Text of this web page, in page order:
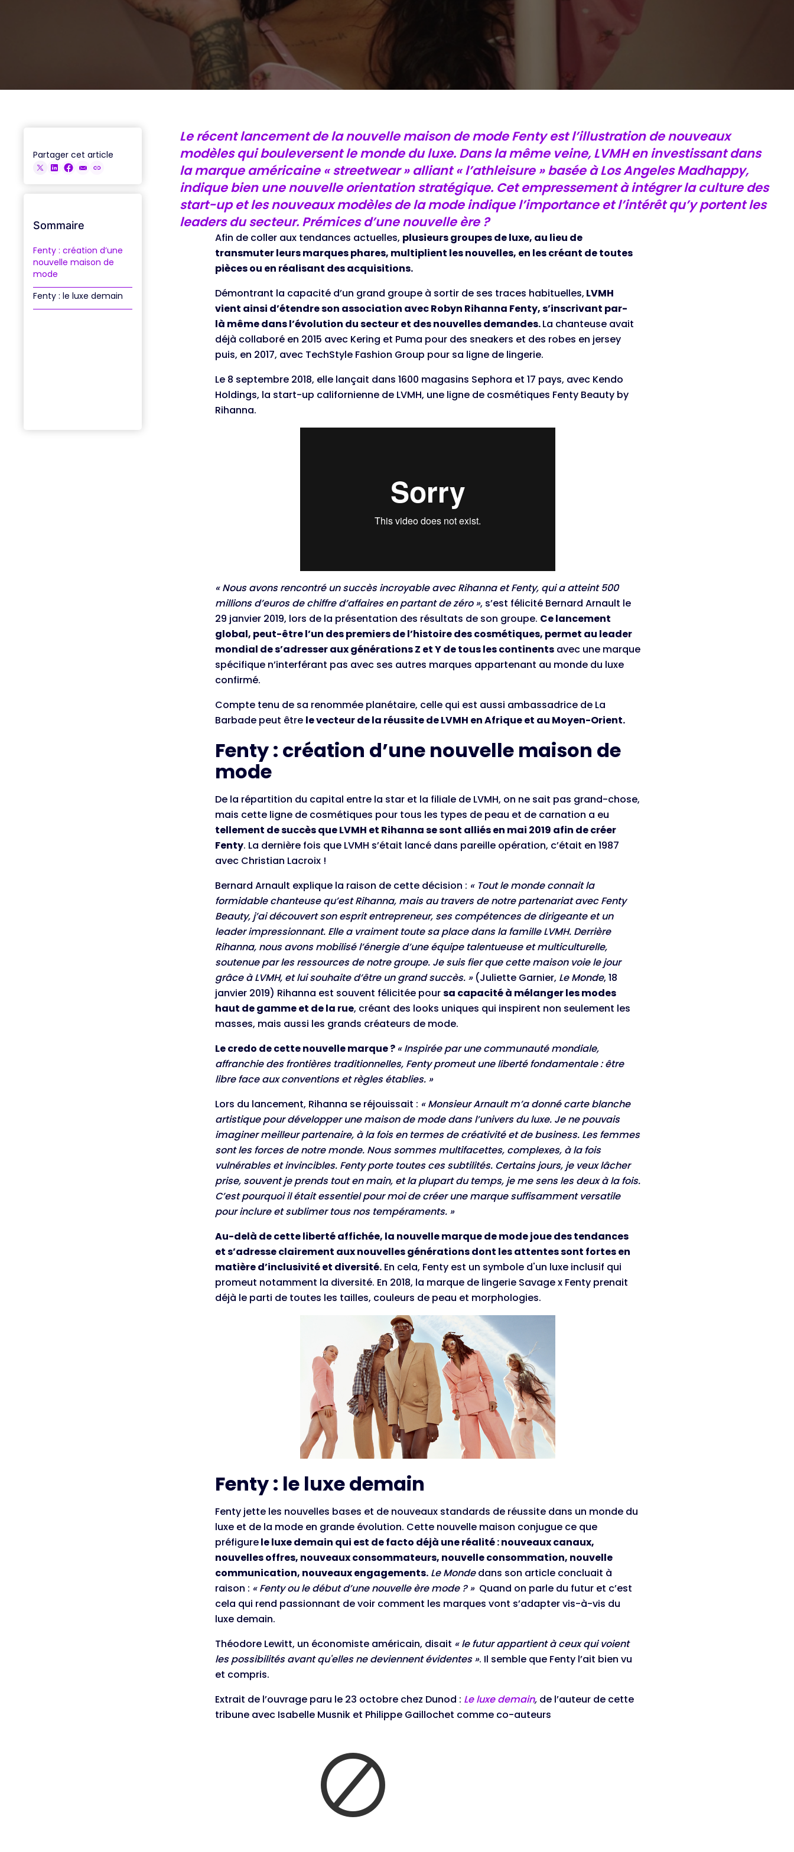
ACCÉDER AUX REPLAYS
Partager cet article
Sommaire
Fenty : création d’une
nouvelle maison de
mode
Fenty : le luxe demain
Le récent lancement de la nouvelle maison de mode Fenty est l’illustration de nouveaux
modèles qui bouleversent le monde du luxe. Dans la même veine, LVMH en investissant dans
la marque américaine « streetwear » alliant « l’athleisure » basée à Los Angeles Madhappy,
indique bien une nouvelle orientation stratégique. Cet empressement à intégrer la culture des
start-up et les nouveaux modèles de la mode indique l’importance et l’intérêt qu’y portent les
leaders du secteur. Prémices d’une nouvelle ère ?
Afin de coller aux tendances actuelles, plusieurs groupes de luxe, au lieu de
transmuter leurs marques phares, multiplient les nouvelles, en les créant de toutes
pièces ou en réalisant des acquisitions.
Démontrant la capacité d’un grand groupe à sortir de ses traces habituelles, LVMH
vient ainsi d’étendre son association avec Robyn Rihanna Fenty, s’inscrivant par-
là même dans l’évolution du secteur et des nouvelles demandes.La chanteuse avait
déjà collaboré en 2015 avec Kering et Puma pour des sneakers et des robes en jersey
puis, en 2017, avec TechStyle Fashion Group pour sa ligne de lingerie.
Le 8 septembre 2018, elle lançait dans 1600 magasins Sephora et 17 pays, avec Kendo
Holdings, la start-up californienne de LVMH, une ligne de cosmétiques Fenty Beauty by
Rihanna.
« Nous avons rencontré un succès incroyable avec Rihanna et Fenty, qui a atteint 500
millions d’euros de chiffre d’affaires en partant de zéro », s’est félicité Bernard Arnault le
29 janvier 2019, lors de la présentation des résultats de son groupe. Ce lancement
global, peut-être l’un des premiers de l’histoire des cosmétiques, permet au leader
mondial de s’adresser aux générations Z et Y de tous les continents avec une marque
spécifique n’interférant pas avec ses autres marques appartenant au monde du luxe
confirmé.
Compte tenu de sa renommée planétaire, celle qui est aussi ambassadrice de La
Barbade peut être le vecteur de la réussite de LVMH en Afrique et au Moyen-Orient.
Fenty : création d’une nouvelle maison de
mode
De la répartition du capital entre la star et la filiale de LVMH, on ne sait pas grand-chose,
mais cette ligne de cosmétiques pour tous les types de peau et de carnation a eu
tellement de succès que LVMH et Rihanna se sont alliés en mai 2019 afin de créer
Fenty. La dernière fois que LVMH s’était lancé dans pareille opération, c’était en 1987
avec Christian Lacroix !
Bernard Arnault explique la raison de cette décision : « Tout le monde connait la
formidable chanteuse qu’est Rihanna, mais au travers de notre partenariat avec Fenty
Beauty, j’ai découvert son esprit entrepreneur, ses compétences de dirigeante et un
leader impressionnant. Elle a vraiment toute sa place dans la famille LVMH. Derrière
Rihanna, nous avons mobilisé l’énergie d’une équipe talentueuse et multiculturelle,
soutenue par les ressources de notre groupe. Je suis fier que cette maison voie le jour
grâce à LVMH, et lui souhaite d’être un grand succès. » (Juliette Garnier, Le Monde, 18
janvier 2019) Rihanna est souvent félicitée poursa capacité à mélanger les modes
haut de gamme et de la rue, créant des looks uniques qui inspirent non seulement les
masses, mais aussi les grands créateurs de mode.
Le credo de cette nouvelle marque ? « Inspirée par une communauté mondiale,
affranchie des frontières traditionnelles, Fenty promeut une liberté fondamentale : être
libre face aux conventions et règles établies. »
Lors du lancement, Rihanna se réjouissait : « Monsieur Arnault m’a donné carte blanche
artistique pour développer une maison de mode dans l’univers du luxe. Je ne pouvais
imaginer meilleur partenaire, à la fois en termes de créativité et de business. Les femmes
sont les forces de notre monde. Nous sommes multifacettes, complexes, à la fois
vulnérables et invincibles. Fenty porte toutes ces subtilités. Certains jours, je veux lâcher
prise, souvent je prends tout en main, et la plupart du temps, je me sens les deux à la fois.
C’est pourquoi il était essentiel pour moi de créer une marque suffisamment versatile
pour inclure et sublimer tous nos tempéraments. »
Au-delà de cette liberté affichée, la nouvelle marque de mode joue des tendances
et s’adresse clairement aux nouvelles générations dont les attentes sont fortes en
matière d’inclusivité et diversité. En cela, Fenty est un symbole d'un luxe inclusif qui
promeut notamment la diversité. En 2018, la marque de lingerie Savage x Fenty prenait
déjà le parti de toutes les tailles, couleurs de peau et morphologies.
Fenty : le luxe demain
Fenty jette les nouvelles bases et de nouveaux standards de réussite dans un monde du
luxe et de la mode en grande évolution. Cette nouvelle maison conjugue ce que
préfigurele luxe demain qui est de facto déjà une réalité : nouveaux canaux,
nouvelles offres, nouveaux consommateurs, nouvelle consommation, nouvelle
communication, nouveaux engagements. Le Mondedans son article concluait à
raison : « Fenty ou le début d’une nouvelle ère mode ? »Quand on parle du futur et c’est
cela qui rend passionnant de voir comment les marques vont s’adapter vis-à-vis du
luxe demain.
Théodore Lewitt, un économiste américain, disait « le futur appartient à ceux qui voient
les possibilités avant qu'elles ne deviennent évidentes ». Il semble que Fenty l’ait bien vu
et compris.
Extrait de l’ouvrage paru le 23 octobre chez Dunod : Le luxe demain, de l’auteur de cette
tribune avec Isabelle Musnik et Philippe Gaillochet comme co-auteurs